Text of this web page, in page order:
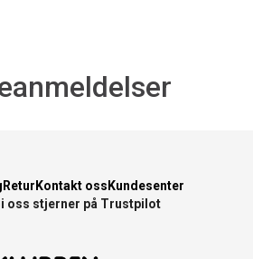
Retur Kontakt oss Kundesenter
oss stjerner på Trustpilot